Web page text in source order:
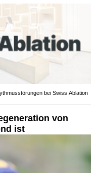
bei Swiss Ablation
von
ist